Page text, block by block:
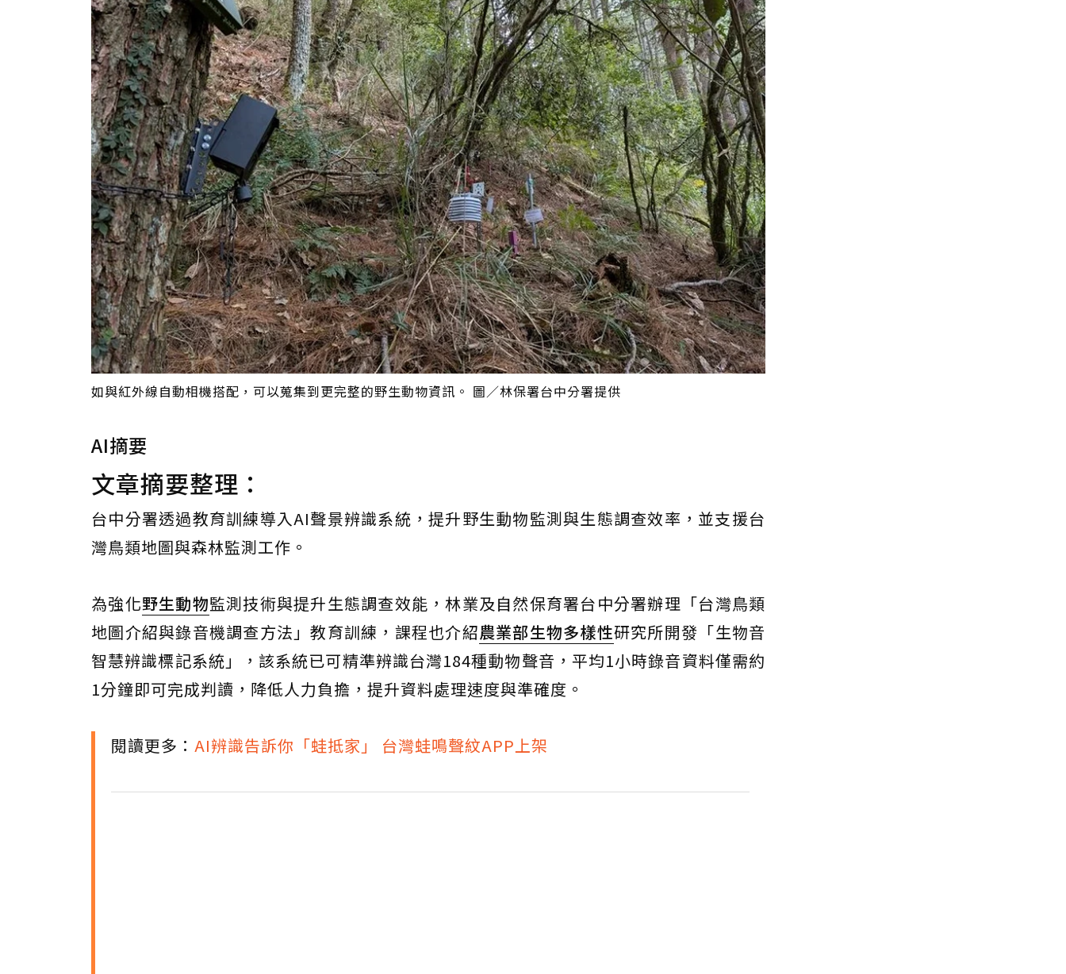
如與紅外線自動相機搭配，可以蒐集到更完整的野生動物資訊。 圖／林保署台中分署提供
AI摘要
文章摘要整理：
台中分署透過教育訓練導入AI聲景辨識系統，提升野生動物監測與生態調查效率，並支援台
灣鳥類地圖與森林監測工作。
為強化野生動物監測技術與提升生態調查效能，林業及自然保育署台中分署辦理「台灣鳥類
地圖介紹與錄音機調查方法」教育訓練，課程也介紹農業部生物多樣性研究所開發「生物音
智慧辨識標記系統」，該系統已可精準辨識台灣184種動物聲音，平均1小時錄音資料僅需約
1分鐘即可完成判讀，降低人力負擔，提升資料處理速度與準確度。
閱讀更多： AI辨識告訴你「蛙抵家」 台灣蛙鳴聲紋APP上架